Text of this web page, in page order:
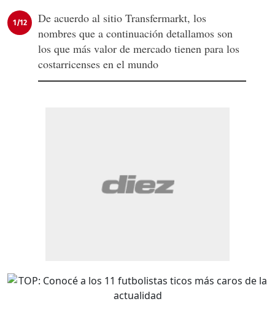
1/12
De acuerdo al sitio Transfermarkt, los
nombres que a continuación detallamos son
los que más valor de mercado tienen para los
costarricenses en el mundo